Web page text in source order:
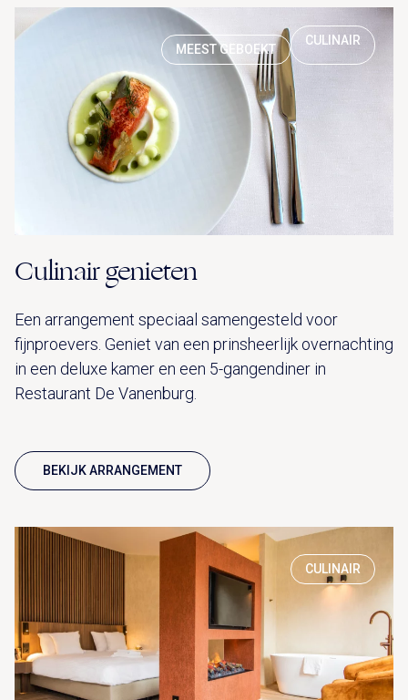
MEEST GEBOEKT
CULINAIR
Culinair genieten
Een arrangement speciaal samengesteld voor
fijnproevers. Geniet van een prinsheerlijk overnachting
in een deluxe kamer en een 5-gangendiner in
Restaurant De Vanenburg.
BEKIJK ARRANGEMENT
CULINAIR